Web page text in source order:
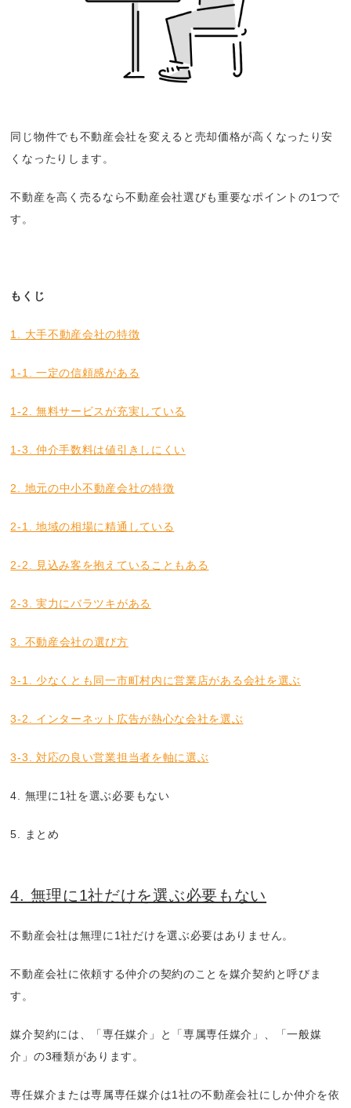
同じ物件でも不動産会社を変えると売却価格が高くなったり安
くなったりします。
不動産を高く売るなら不動産会社選びも重要なポイントの1つで
す。
もくじ
1. 大手不動産会社の特徴
1-1. 一定の信頼感がある
1-2. 無料サービスが充実している
1-3. 仲介手数料は値引きしにくい
2. 地元の中小不動産会社の特徴
2-1. 地域の相場に精通している
2-2. 見込み客を抱えていることもある
2-3. 実力にバラツキがある
3. 不動産会社の選び方
3-1. 少なくとも同一市町村内に営業店がある会社を選ぶ
3-2. インターネット広告が熱心な会社を選ぶ
3-3. 対応の良い営業担当者を軸に選ぶ
4. 無理に1社を選ぶ必要もない
5. まとめ
4. 無理に1社だけを選ぶ必要もない
不動産会社は無理に1社だけを選ぶ必要はありません。
不動産会社に依頼する仲介の契約のことを媒介契約と呼びま
す。
媒介契約には、「専任媒介」と「専属専任媒介」、「一般媒
介」の3種類があります。
専任媒介または専属専任媒介は1社の不動産会社にしか仲介を依